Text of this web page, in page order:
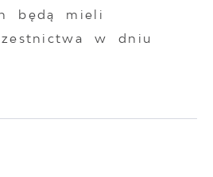
będą mieli
w dniu